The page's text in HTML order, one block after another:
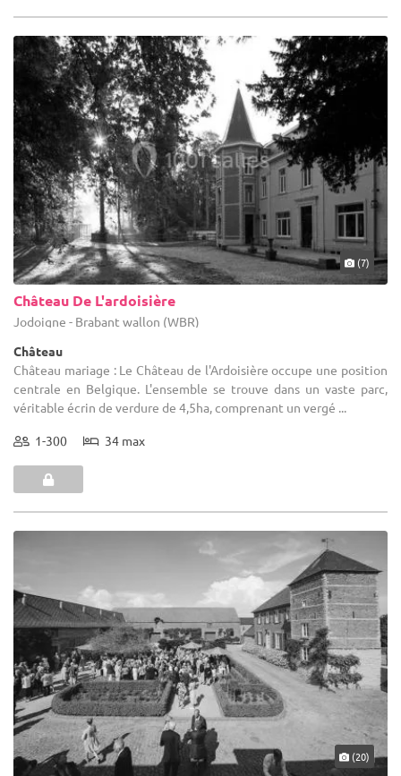
(7)
Château De L'ardoisière
Jodoigne - Brabant wallon (WBR)
Château
Château mariage : Le Château de l'Ardoisière occupe une position
centrale en Belgique. L'ensemble se trouve dans un vaste parc,
véritable écrin de verdure de 4,5ha, comprenant un vergé ...
1-300 34 max
(20)